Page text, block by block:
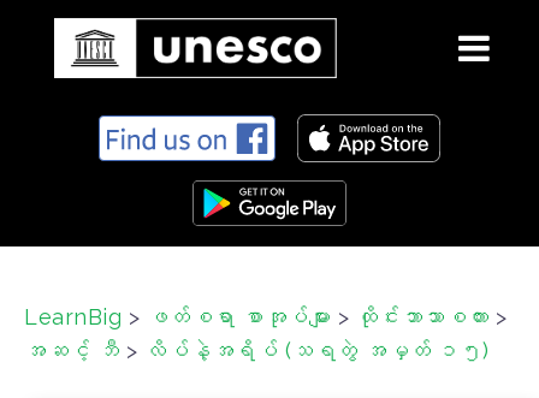
LearnBig > ဖတ်စရာ စာအုပ်များ > ထိုင်းဘာသာစကား >
အဆင့် ဘီ > လိပ်နဲ့အရိပ် (သရတွဲ အမှတ် ၁၅)